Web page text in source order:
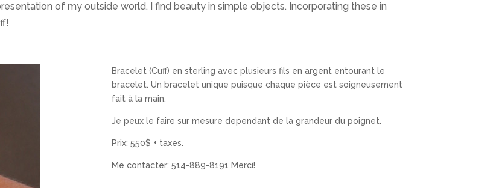
of my outside world. I find beauty in simple objects. Incorporating these in
Bracelet (Cuff) en sterling avec plusieurs fils en argent entourant le
bracelet. Un bracelet unique puisque chaque pièce est soigneusement
fait à la main.
Je peux le faire sur mesure dependant de la grandeur du poignet.
Prix: 550$ + taxes.
Me contacter: 514-889-8191 Merci!